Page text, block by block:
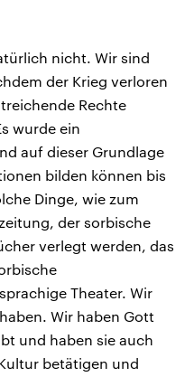
nicht. Wir sind
der Krieg verloren
Rechte
wurde ein
auf dieser Grundlage
bilden können bis
Dinge, wie zum
der sorbische
verlegt werden, das
Theater. Wir
Wir haben Gott
und haben sie auch
betätigen und